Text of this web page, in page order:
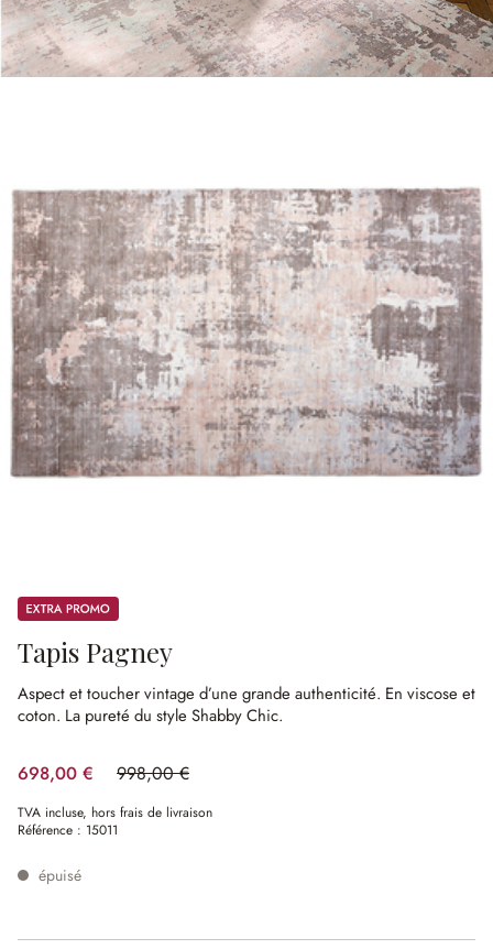
Promos
Tapis Pagney
Aspect et toucher vintage d’une grande authenticité. En viscose et
coton. La pureté du style Shabby Chic.
698,00 € 998,00 €
(30.06%spared)
TVA incluse, hors frais de livraison
Référence : 15011
épuisé